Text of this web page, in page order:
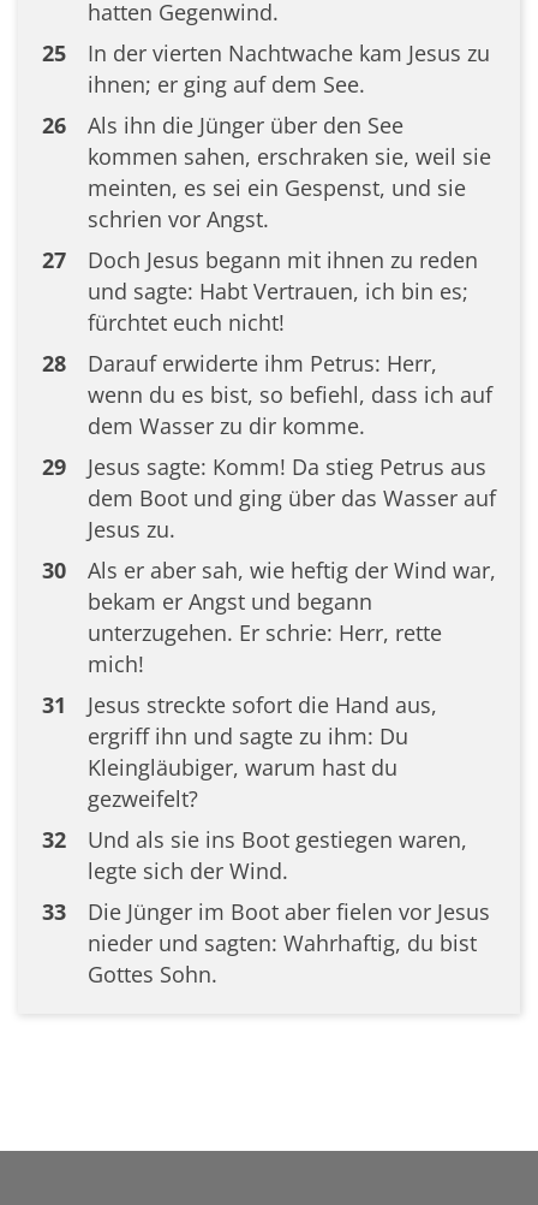
hatten Gegenwind.
25
In der vierten Nachtwache kam Jesus zu
ihnen; er ging auf dem See.
26
Als ihn die Jünger über den See
kommen sahen, erschraken sie, weil sie
meinten, es sei ein Gespenst, und sie
schrien vor Angst.
27
Doch Jesus begann mit ihnen zu reden
und sagte: Habt Vertrauen, ich bin es;
fürchtet euch nicht!
28
Darauf erwiderte ihm Petrus: Herr,
wenn du es bist, so befiehl, dass ich auf
dem Wasser zu dir komme.
29
Jesus sagte: Komm! Da stieg Petrus aus
dem Boot und ging über das Wasser auf
Jesus zu.
30
Als er aber sah, wie heftig der Wind war,
bekam er Angst und begann
unterzugehen. Er schrie: Herr, rette
mich!
31
Jesus streckte sofort die Hand aus,
ergriff ihn und sagte zu ihm: Du
Kleingläubiger, warum hast du
gezweifelt?
32
Und als sie ins Boot gestiegen waren,
legte sich der Wind.
33
Die Jünger im Boot aber fielen vor Jesus
nieder und sagten: Wahrhaftig, du bist
Gottes Sohn.